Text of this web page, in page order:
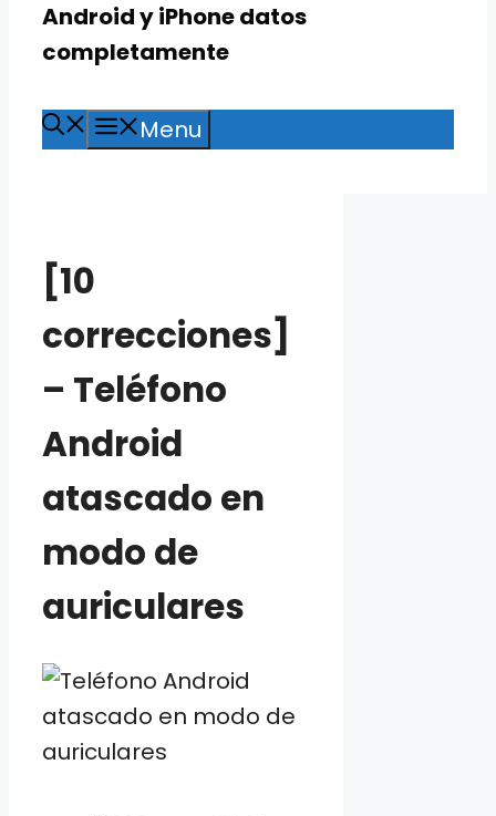
Android y iPhone datos
completamente
Menu
[10
correcciones]
– Teléfono
Android
atascado en
modo de
auriculares